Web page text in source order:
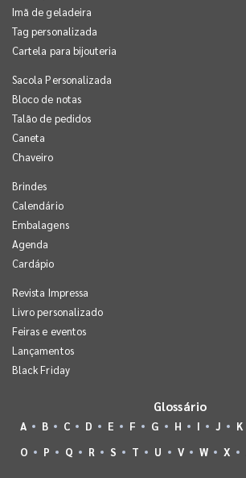
Imã de geladeira
Tag personalizada
Cartela para bijouteria
Sacola Personalizada
Bloco de notas
Talão de pedidos
Caneta
Chaveiro
Brindes
Calendário
Embalagens
Agenda
Cardápio
Revista Impressa
Livro personalizado
Feiras e eventos
Lançamentos
Black Friday
Glossário
A B C D E F G H I J K
O
P Q R S T U V W X